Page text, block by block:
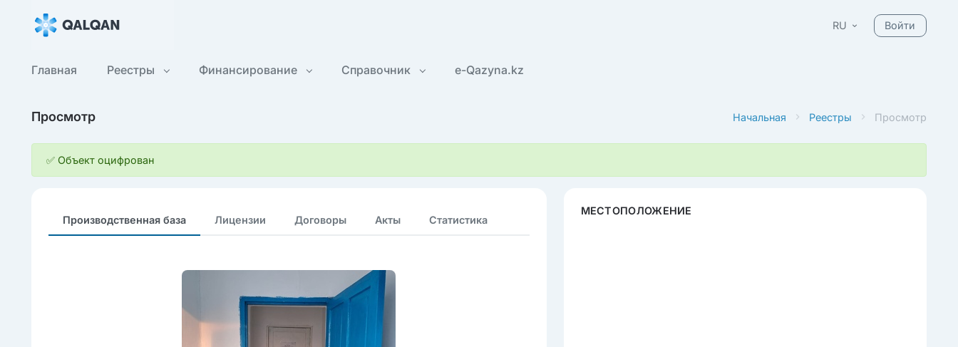
RU Войти
Главная Реестры Финансирование Справочник e-Qazyna.kz
Начальная Реестры Просмотр
Просмотр
✅ Объект оцифрован
Производственная база Лицензии Договоры Акты Статистика
МЕСТОПОЛОЖЕНИЕ